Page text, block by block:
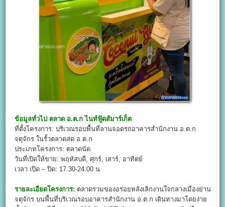
ข้อมูลทั่วไป ตลาด อ.ต.ก ไนท์ฟู้ดส์มาร์เก็ต
ที่ตั้งโครงการ: บริเวณรอบพื้นที่ลานจอดรถอาคารสำนักงาน อ.ต.ก
จตุจักร ในรั้วตลาดสด อ.ต.ก
ประเภทโครงการ: ตลาดนัด
วันที่เปิดให้ขาย: พฤหัสบดี, ศุกร์, เสาร์, อาทิตย์
เวลา เปิด – ปิด: 17.30-24.00 น.
รายละเอียดโครงการ: ตลาดรวมของอร่อยหลังเลิกงานใจกลางเมืองย่าน
จตุจักร บนพื้นที่บริเวณรอบอาคารสำนักงาน อ.ต.ก เดินทางมาโดยง่าย